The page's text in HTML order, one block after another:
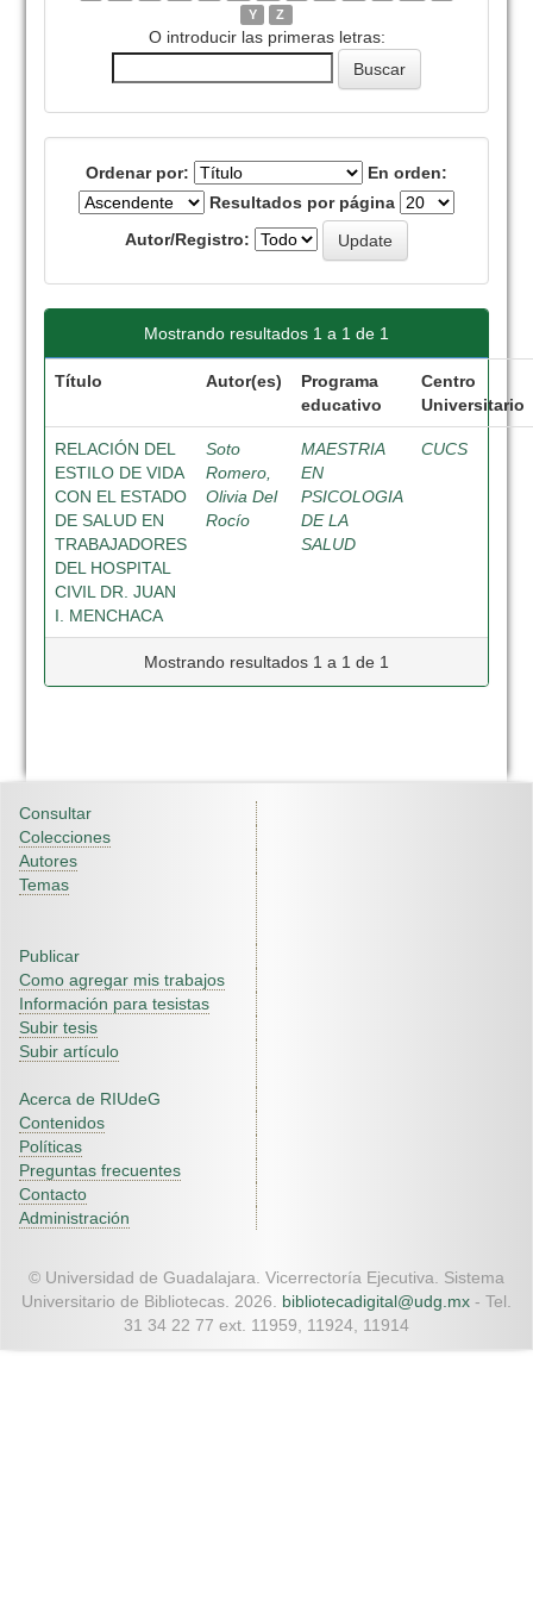
Y
Z
O introducir las primeras letras:
Ordenar por:
En orden:
Resultados por página
Autor/Registro:
Mostrando resultados 1 a 1 de 1
Título Autor(es)
Programa
educativo
Centro
Universitario
RELACIÓN DEL
ESTILO DE VIDA
CON EL ESTADO
DE SALUD EN
TRABAJADORES
DEL HOSPITAL
CIVIL DR. JUAN
I. MENCHACA
Soto
Romero,
Olivia Del
Rocío
MAESTRIA
EN
PSICOLOGIA
DE LA
SALUD
CUCS
Mostrando resultados 1 a 1 de 1
Consultar
Colecciones
Autores
Temas
Publicar
Como agregar mis trabajos
Información para tesistas
Subir tesis
Subir artículo
Acerca de RIUdeG
Contenidos
Políticas
Preguntas frecuentes
Contacto
Administración
© Universidad de Guadalajara. Vicerrectoría Ejecutiva. Sistema
Universitario de Bibliotecas. 2026. bibliotecadigital@udg.mx - Tel.
31 34 22 77 ext. 11959, 11924, 11914